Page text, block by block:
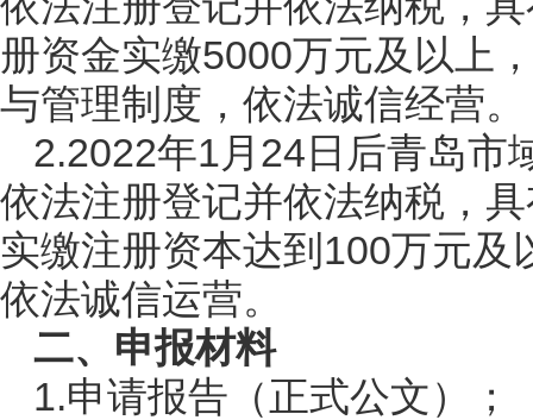
册资金实缴5000万元及以上
与管理制度，依法诚信经营。
2.2022年1月24日后青岛市
依法注册登记并依法纳税，
实缴注册资本达到100万元
依法诚信运营。
二、申报材料
1.申请报告（正式公文）；